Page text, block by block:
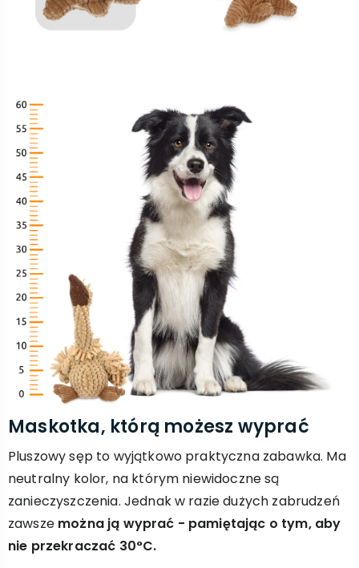
Maskotka, którą możesz wyprać
Pluszowy sęp to wyjątkowo praktyczna zabawka. Ma
neutralny kolor, na którym niewidoczne są
zanieczyszczenia. Jednak w razie dużych zabrudzeń
zawsze można ją wyprać - pamiętając o tym, aby
nie przekraczać 30°C.